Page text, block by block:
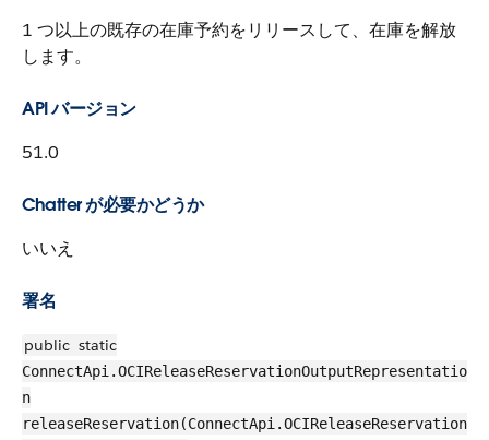
1 つ以上の既存の在庫予約をリリースして、在庫を解放
します。
API バージョン
51.0
Chatter が必要かどうか
いいえ
署名
public static
ConnectApi.OCIReleaseReservationOutputRepresentatio
n
releaseReservation(ConnectApi.OCIReleaseReservation